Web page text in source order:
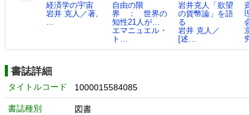
経済学の宇宙
岩井 克人／著,
…
自由の限
界 ： 世界の
知性21人が…
エマニュエル・
ト…
岩井克人「欲望
の貨幣論」を語
る
岩井 克人／
[述…
書誌詳細
タイトルコード 1000015584085
書誌種別 図書